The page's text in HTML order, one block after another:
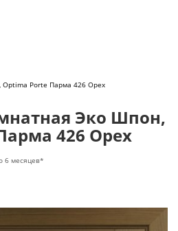
Porte Парма 426 Орех
Эко Шпон,
426 Орех
6 месяцев*